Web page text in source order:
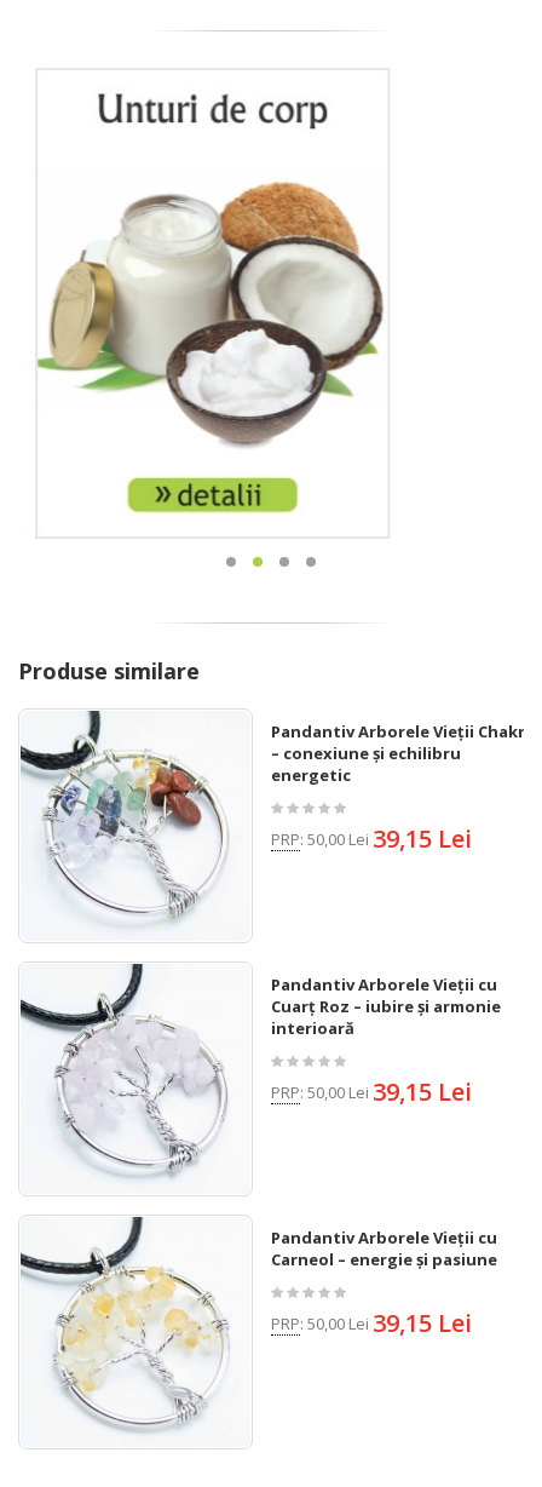
Produse similare
Pandantiv Arborele Vieții Chakra
– conexiune și echilibru
energetic
PRP: 50,00 Lei 39,15 Lei
Pandantiv Arborele Vieții cu
Cuarț Roz – iubire și armonie
interioară
PRP: 50,00 Lei 39,15 Lei
Pandantiv Arborele Vieții cu
Carneol – energie și pasiune
PRP: 50,00 Lei 39,15 Lei